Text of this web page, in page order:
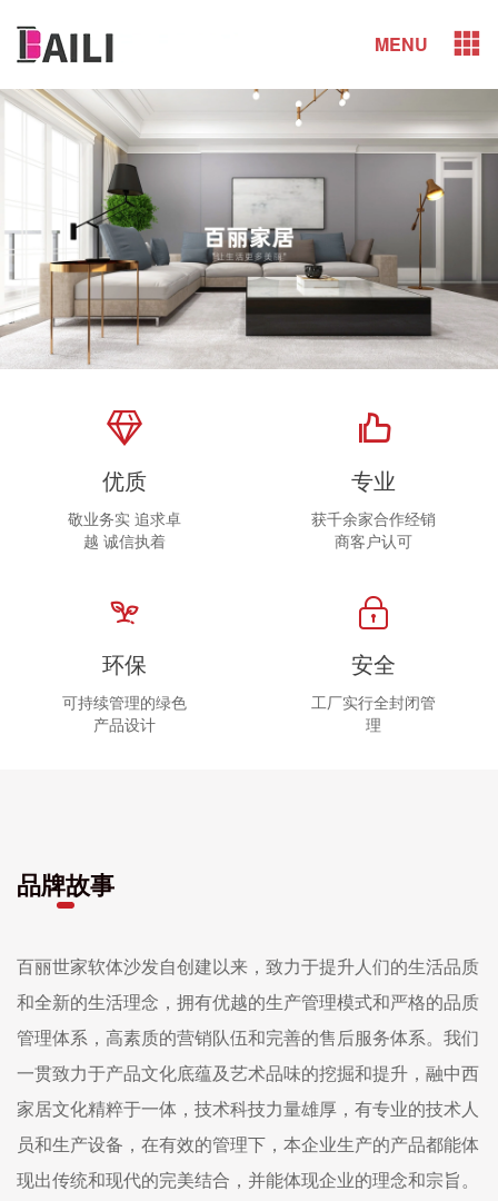
MENU
优质
敬业务实 追求卓
越 诚信执着
专业
获千余家合作经销
商客户认可
环保
可持续管理的绿色
产品设计
安全
工厂实行全封闭管
理
品牌故事
百丽世家软体沙发自创建以来，致力于提升人们的生活品质
和全新的生活理念，拥有优越的生产管理模式和严格的品质
管理体系，高素质的营销队伍和完善的售后服务体系。我们
一贯致力于产品文化底蕴及艺术品味的挖掘和提升，融中西
家居文化精粹于一体，技术科技力量雄厚，有专业的技术人
员和生产设备，在有效的管理下，本企业生产的产品都能体
现出传统和现代的完美结合，并能体现企业的理念和宗旨。